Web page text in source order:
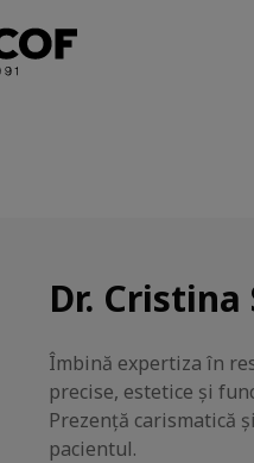
Dr. Cristina
Îmbină expertiza în
precise, estetice și
Prezență carismatică
pacientul.